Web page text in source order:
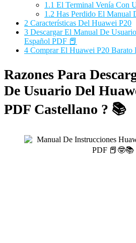
1.1 El Terminal Venía Con
1.2 Has Perdido El Manual
2 Características Del Huawei P20
3 Descargar El Manual De
Español PDF 📕
4 Comprar El Huawei P20 Barato
Razones Para
De Usuario Del
PDF Castellano ? 📚